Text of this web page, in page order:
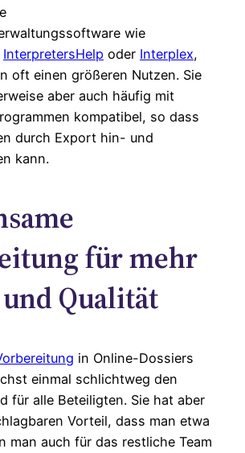
wie
InterpretersHelp oder Interplex,
oft einen größeren Nutzen. Sie
aber auch häufig mit
kompatibel, so dass
durch Export hin- und
kann.
für mehr
Qualität
in Online-Dossiers
einmal schlichtweg den
für alle Beteiligten. Sie hat aber
Vorteil, dass man etwa
man auch für das restliche Team